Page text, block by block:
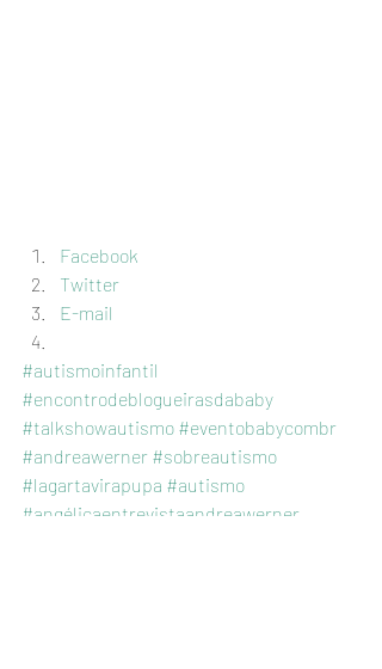
Facebook
Twitter
E-mail
#autismoinfantil
#encontrodeblogueirasdababy
#talkshowautismo #eventobabycombr
#andreawerner #sobreautismo
#lagartavirapupa #autismo
#angélicaentrevistaandreawerner